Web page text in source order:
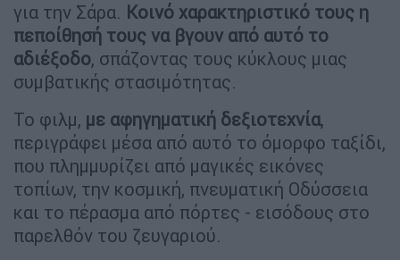
για την Σάρα. Κοινό χαρακτηριστικό τους η
πεποίθησή τους να βγουν από αυτό το
αδιέξοδο, σπάζοντας τους κύκλους μιας
συμβατικής στασιμότητας.
Το φιλμ, με αφηγηματική δεξιοτεχνία,
περιγράφει μέσα από αυτό το όμορφο ταξίδι,
που πλημμυρίζει από μαγικές εικόνες
τοπίων, την κοσμική, πνευματική Οδύσσεια
και το πέρασμα από πόρτες - εισόδους στο
παρελθόν του ζευγαριού.